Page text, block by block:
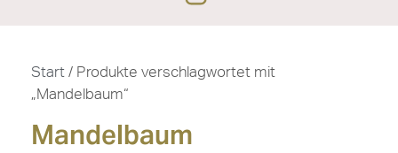
Start / Produkte verschlagwortet mit
„Mandelbaum“
Mandelbaum